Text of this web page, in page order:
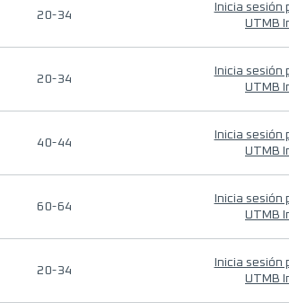
20-34
Inicia sesión
UTMB
20-34
Inicia sesión
UTMB
40-44
Inicia sesión
UTMB
60-64
Inicia sesión
UTMB
20-34
Inicia sesión
UTMB